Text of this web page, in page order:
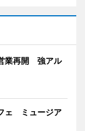
業再開 強アル
ェ ミュージア